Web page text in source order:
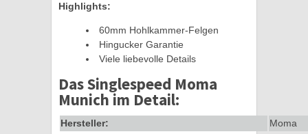
Highlights:
60mm Hohlkammer-Felgen
Hingucker Garantie
Viele liebevolle Details
Das Singlespeed Moma
Munich im Detail:
Hersteller:
Moma